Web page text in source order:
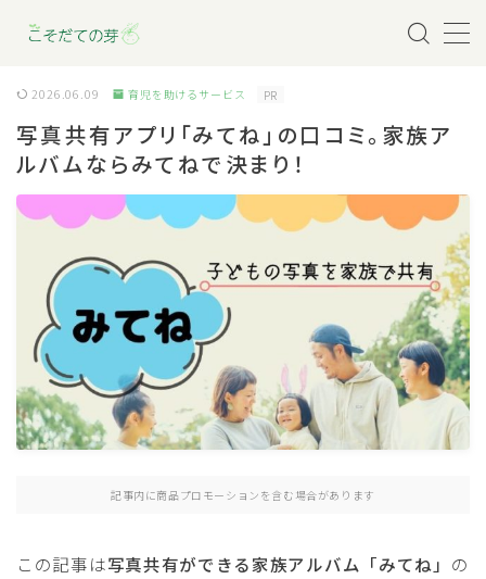
育児を助けるサービス
赤ちゃんとの暮らし
幼児との暮らし
小学生との暮らし
2026.06.09 育児を助けるサービス PR
写真共有アプリ「みてね」の口コミ。家族ア
ルバムならみてねで決まり！
記事内に商品プロモーションを含む場合があります
この記事は写真共有ができる家族アルバム「みてね」 の